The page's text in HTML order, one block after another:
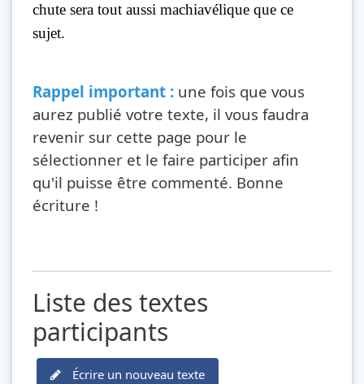
chute sera tout aussi machiavélique que ce
sujet.
Rappel important : une fois que vous
aurez publié votre texte, il vous faudra
revenir sur cette page pour le
sélectionner et le faire participer afin
qu'il puisse être commenté. Bonne
écriture !
Liste des textes
participants
Écrire un nouveau texte